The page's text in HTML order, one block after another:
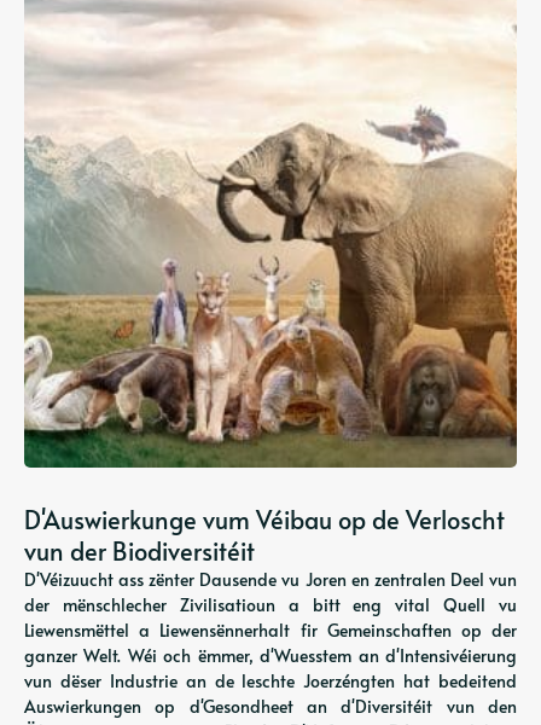
D'Auswierkunge vum Véibau op de Verloscht
vun der Biodiversitéit
D'Véizuucht ass zënter Dausende vu Joren en zentralen Deel vun
der mënschlecher Zivilisatioun a bitt eng vital Quell vu
Liewensmëttel a Liewensënnerhalt fir Gemeinschaften op der
ganzer Welt. Wéi och ëmmer, d'Wuesstem an d'Intensivéierung
vun dëser Industrie an de leschte Joerzéngten hat bedeitend
Auswierkungen op d'Gesondheet an d'Diversitéit vun den